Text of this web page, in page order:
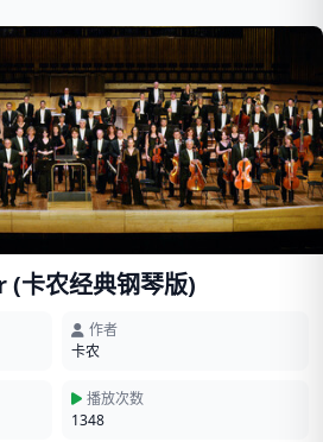
(卡农经典钢琴版)
作者
卡农
播放次数
1348